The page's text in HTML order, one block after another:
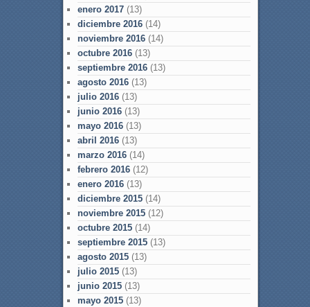
enero 2017(13)
diciembre 2016(14)
noviembre 2016(14)
octubre 2016(13)
septiembre 2016(13)
agosto 2016(13)
julio 2016(13)
junio 2016(13)
mayo 2016(13)
abril 2016(13)
marzo 2016(14)
febrero 2016(12)
enero 2016(13)
diciembre 2015(14)
noviembre 2015(12)
octubre 2015(14)
septiembre 2015(13)
agosto 2015(13)
julio 2015(13)
junio 2015(13)
mayo 2015(13)